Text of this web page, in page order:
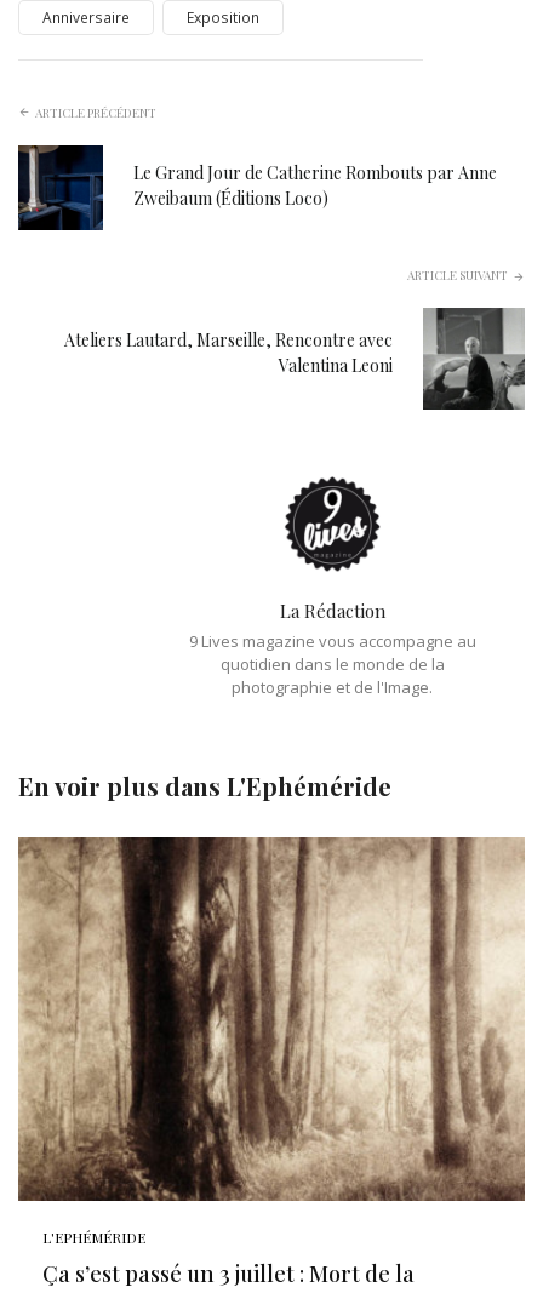
Anniversaire Exposition
ARTICLE PRÉCÉDENT
Le Grand Jour de Catherine Rombouts par Anne
Zweibaum (Éditions Loco)
ARTICLE SUIVANT
Ateliers Lautard, Marseille, Rencontre avec
Valentina Leoni
La Rédaction
9 Lives magazine vous accompagne au
quotidien dans le monde de la
photographie et de l'Image.
En voir plus dans L'Ephéméride
L'EPHÉMÉRIDE
Ça s’est passé un 3 juillet : Mort de la